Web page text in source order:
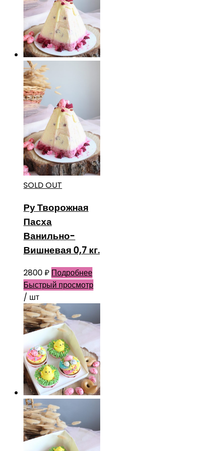
SOLD OUT
Ру Творожная
Пасха
Ванильно-
Вишневая 0,7 кг.
2800₽ Подробнее
Быстрый просмотр
/ шт